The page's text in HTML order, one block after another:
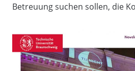
Betreuung suchen sollen, die